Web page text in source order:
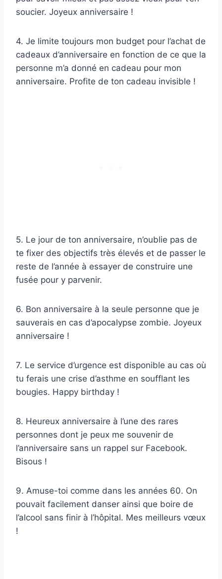
soucier. Joyeux anniversaire !
4. Je limite toujours mon budget pour l’achat de
cadeaux d’anniversaire en fonction de ce que la
personne m’a donné en cadeau pour mon
anniversaire. Profite de ton cadeau invisible !
5. Le jour de ton anniversaire, n’oublie pas de
te fixer des objectifs très élevés et de passer le
reste de l’année à essayer de construire une
fusée pour y parvenir.
6. Bon anniversaire à la seule personne que je
sauverais en cas d’apocalypse zombie. Joyeux
anniversaire !
7. Le service d’urgence est disponible au cas où
tu ferais une crise d’asthme en soufflant les
bougies. Happy birthday !
8. Heureux anniversaire à l’une des rares
personnes dont je peux me souvenir de
l’anniversaire sans un rappel sur Facebook.
Bisous !
9. Amuse-toi comme dans les années 60. On
pouvait facilement danser ainsi que boire de
l’alcool sans finir à l’hôpital. Mes meilleurs vœux
!